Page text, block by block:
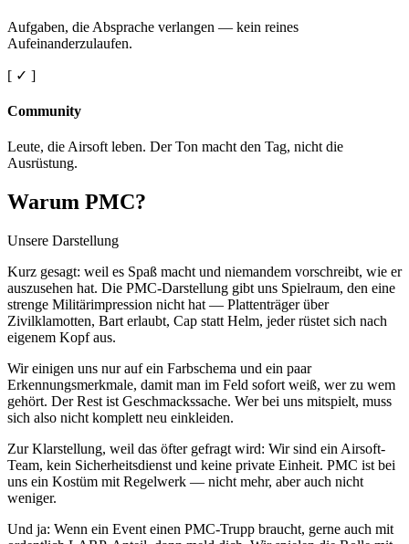
Aufgaben, die Absprache verlangen — kein reines
Aufeinanderzulaufen.
[ ✓ ]
Community
Leute, die Airsoft leben. Der Ton macht den Tag, nicht die
Ausrüstung.
Warum PMC?
Unsere Darstellung
Kurz gesagt: weil es Spaß macht und niemandem vorschreibt, wie er
auszusehen hat. Die PMC-Darstellung gibt uns Spielraum, den eine
strenge Militärimpression nicht hat — Plattenträger über
Zivilklamotten, Bart erlaubt, Cap statt Helm, jeder rüstet sich nach
eigenem Kopf aus.
Wir einigen uns nur auf ein Farbschema und ein paar
Erkennungsmerkmale, damit man im Feld sofort weiß, wer zu wem
gehört. Der Rest ist Geschmackssache. Wer bei uns mitspielt, muss
sich also nicht komplett neu einkleiden.
Zur Klarstellung, weil das öfter gefragt wird: Wir sind ein Airsoft-
Team, kein Sicherheitsdienst und keine private Einheit. PMC ist bei
uns ein Kostüm mit Regelwerk — nicht mehr, aber auch nicht
weniger.
Und ja: Wenn ein Event einen PMC-Trupp braucht, gerne auch mit